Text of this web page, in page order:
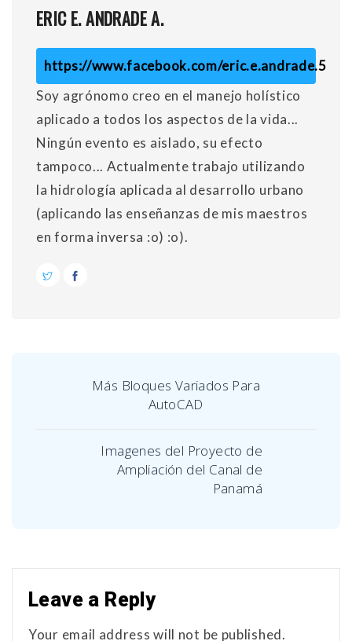
ERIC E. ANDRADE A.
https://www.facebook.com/eric.e.andrade.5
Soy agrónomo creo en el manejo holístico
aplicado a todos los aspectos de la vida...
Ningún evento es aislado, su efecto
tampoco... Actualmente trabajo utilizando
la hidrología aplicada al desarrollo urbano
(aplicando las enseñanzas de mis maestros
en forma inversa :o) :o).
Más Bloques Variados Para
AutoCAD
Imagenes del Proyecto de
Ampliación del Canal de
Panamá
Leave a Reply
Your email address will not be published.